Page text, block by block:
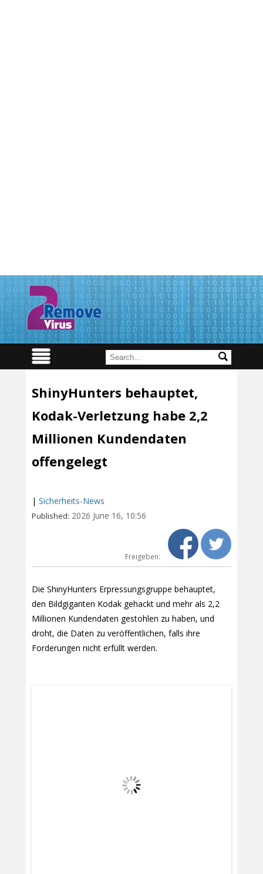
ShinyHunters behauptet,
Kodak-Verletzung habe 2,2
Millionen Kundendaten
offengelegt
| Sicherheits-News
Published: 2026 June 16, 10:56
Freigeben:
Die ShinyHunters Erpressungsgruppe behauptet,
den Bildgiganten Kodak gehackt und mehr als 2,2
Millionen Kundendaten gestohlen zu haben, und
droht, die Daten zu veröffentlichen, falls ihre
Forderungen nicht erfüllt werden.